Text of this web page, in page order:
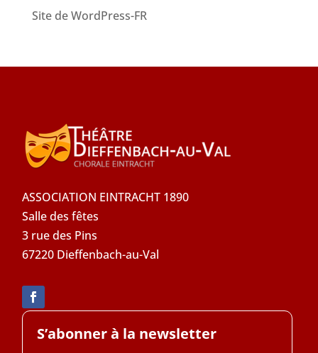
Site de WordPress-FR
ASSOCIATION EINTRACHT 1890
Salle des fêtes
3 rue des Pins
67220 Dieffenbach-au-Val
S’abonner à la newsletter